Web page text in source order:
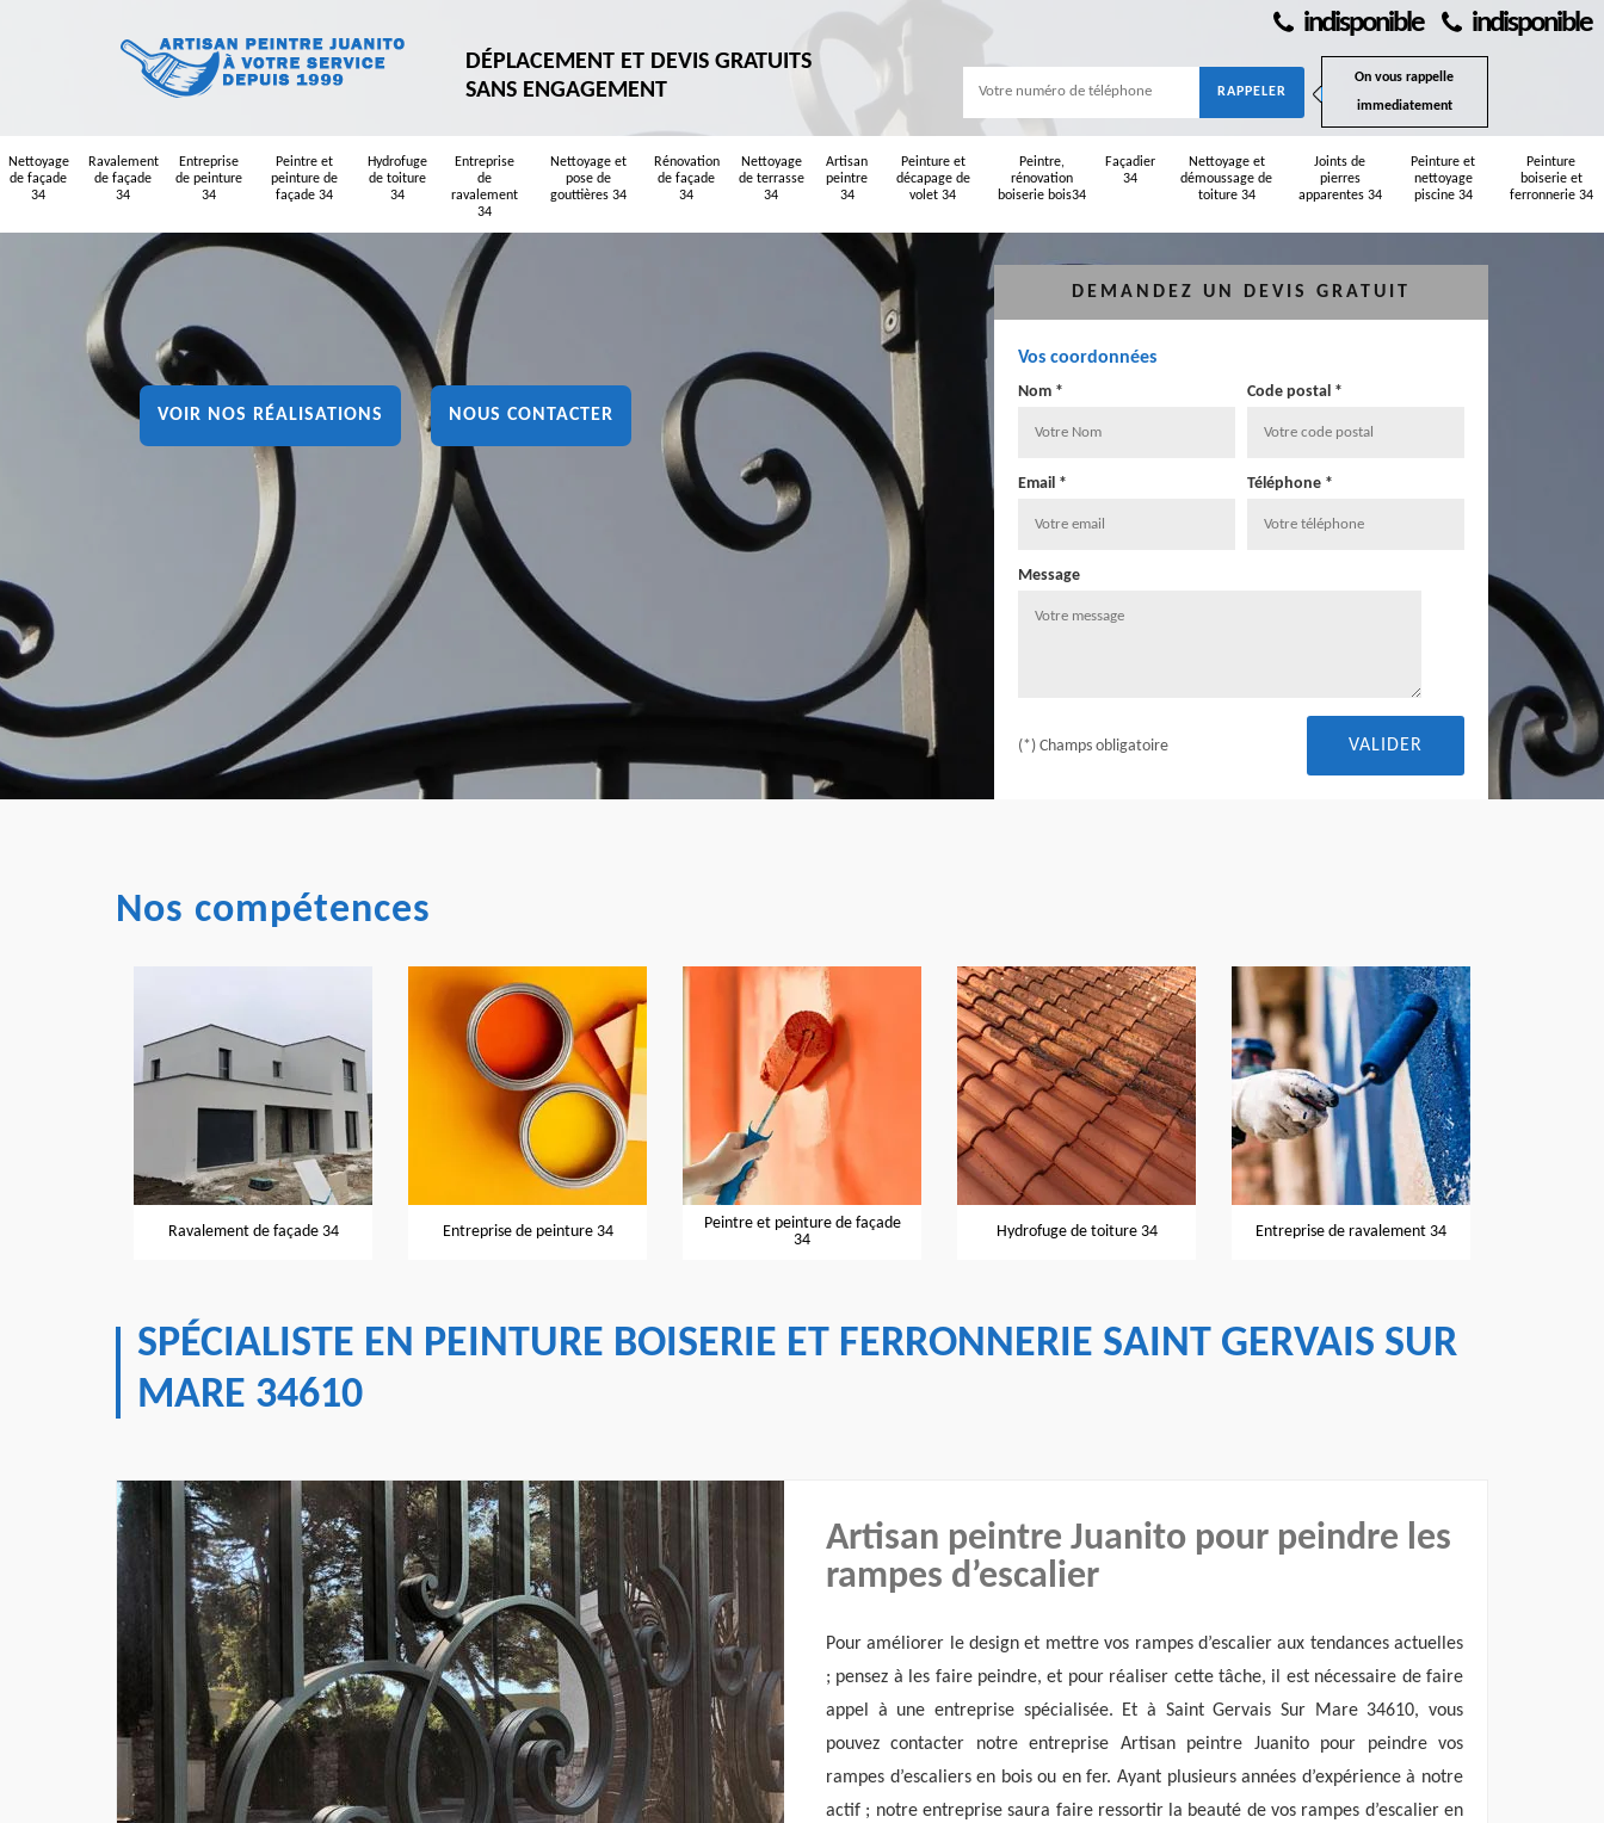
indisponible indisponible
DÉPLACEMENT ET DEVIS GRATUITS
SANS ENGAGEMENT
On vous rappelle
immediatement
Nettoyage
de façade
34
Ravalement
de façade
34
Entreprise
de peinture
34
Peintre et
peinture de
façade 34
Hydrofuge
de toiture
34
Entreprise
de
ravalement
34
Nettoyage et
pose de
gouttières 34
Rénovation
de façade
34
Nettoyage
de terrasse
34
Artisan
peintre
34
Peinture et
décapage de
volet 34
Peintre,
rénovation
boiserie bois34
Façadier
34
Nettoyage et
démoussage de
toiture 34
Joints de
pierres
apparentes 34
Peinture et
nettoyage
piscine 34
Peinture
boiserie et
ferronnerie 34
VOIR NOS RÉALISATIONS NOUS CONTACTER
DEMANDEZ UN DEVIS GRATUIT
Vos coordonnées
Nom * Code postal *
Email * Téléphone *
Message
(*) Champs obligatoire
Nos compétences
Ravalement de façade 34 Entreprise de peinture 34
Peintre et peinture de façade
34
Hydrofuge de toiture 34 Entreprise de ravalement 34
SPÉCIALISTE EN PEINTURE BOISERIE ET FERRONNERIE SAINT GERVAIS SUR
MARE 34610
Artisan peintre Juanito pour peindre les
rampes d’escalier
Pour améliorer le design et mettre vos rampes d’escalier aux tendances actuelles
; pensez à les faire peindre, et pour réaliser cette tâche, il est nécessaire de faire
appel à une entreprise spécialisée. Et à Saint Gervais Sur Mare 34610, vous
pouvez contacter notre entreprise Artisan peintre Juanito pour peindre vos
rampes d’escaliers en bois ou en fer. Ayant plusieurs années d’expérience à notre
actif ; notre entreprise saura faire ressortir la beauté de vos rampes d’escalier en